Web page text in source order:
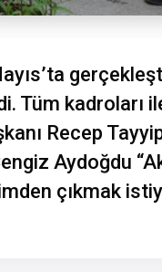
Tüm kadroları
Recep
Aydoğdu
çıkmak